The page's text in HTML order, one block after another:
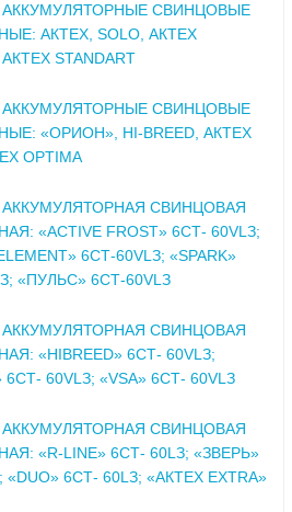
АККУМУЛЯТОРНЫЕ СВИНЦОВЫЕ
АКТЕХ, SOLO, АКТЕХ
STANDART
АККУМУЛЯТОРНЫЕ СВИНЦОВЫЕ
«ОРИОН», HI-BREED, АКТЕХ
OPTIMA
АККУМУЛЯТОРНАЯ СВИНЦОВАЯ
«ACTIVE FROST» 6СТ- 60VLЗ;
6СТ-60VLЗ; «SPARK»
«ПУЛЬС» 6СТ-60VLЗ
АККУМУЛЯТОРНАЯ СВИНЦОВАЯ
«HIBREED» 6СТ- 60VLЗ;
60VLЗ; «VSA» 6СТ- 60VLЗ
АККУМУЛЯТОРНАЯ СВИНЦОВАЯ
«R-LINE» 6СТ- 60LЗ; «ЗВЕРЬ»
«DUO» 6СТ- 60LЗ; «АКТЕХ EXTRA»